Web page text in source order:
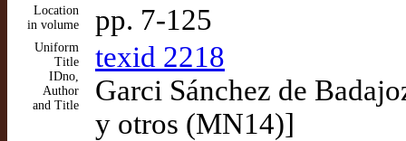
Location
in volume
pp. 7-125
Uniform
Title
IDno,
Author
and Title
texid 2218
Garci Sánchez de
y otros (MN14)]